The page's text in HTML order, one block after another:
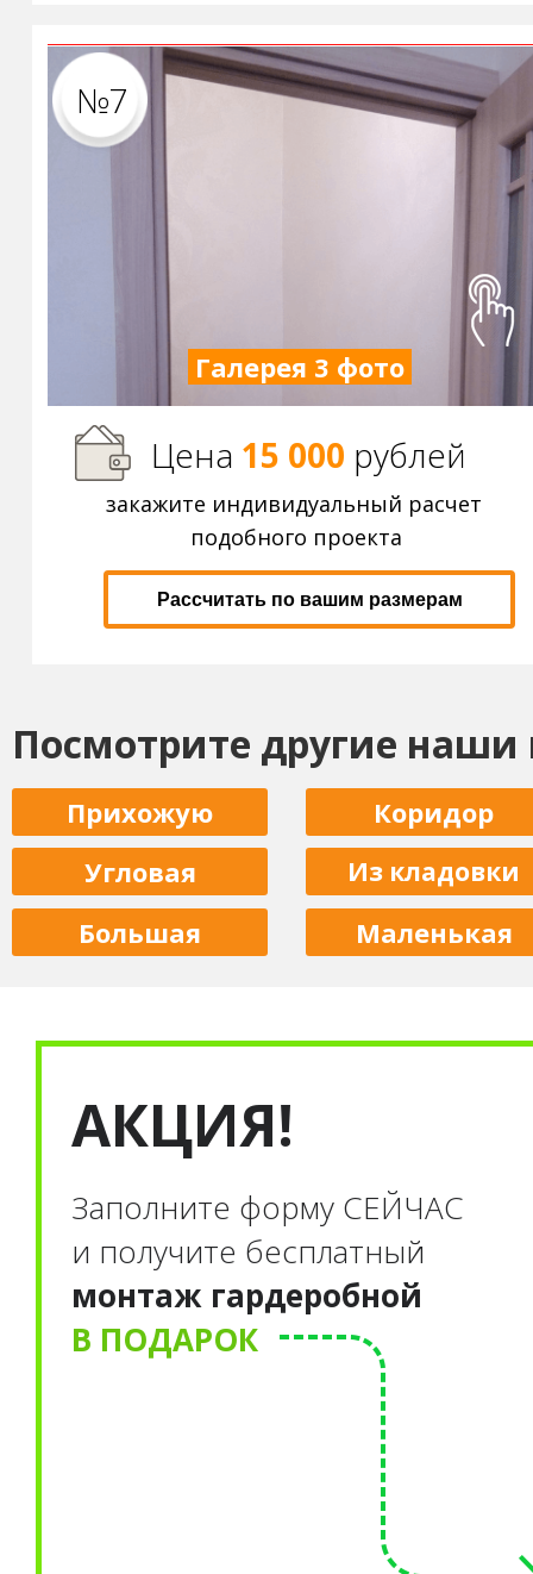
Заполните форму СЕЙЧАС
и получите бесплатный
монтаж гардеробной
В ПОДАРОК
АКЦИЯ!
№7
Цена 15 000 рублей
Рассчитать по вашим размерам
закажите индивидуальный расчет
подобного проекта
Посмотрите другие наши
Большая
Прихожую Коридор
Галерея 3 фото
Угловая
Маленькая
Из кладовки